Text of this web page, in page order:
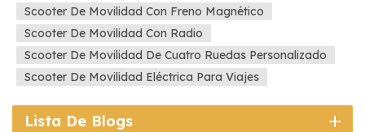
Scooter De Movilidad Con Freno Magnético
Scooter De Movilidad Con Radio
Scooter De Movilidad De Cuatro Ruedas Personalizado
Scooter De Movilidad Eléctrica Para Viajes
Lista De Blogs